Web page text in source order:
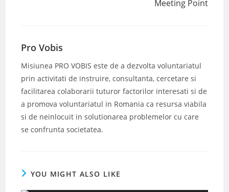
Meeting Point
Pro Vobis
Misiunea PRO VOBIS este de a dezvolta voluntariatul
prin activitati de instruire, consultanta, cercetare si
facilitarea colaborarii tuturor factorilor interesati si de
a promova voluntariatul in Romania ca resursa viabila
si de neinlocuit in solutionarea problemelor cu care
se confrunta societatea.
YOU MIGHT ALSO LIKE